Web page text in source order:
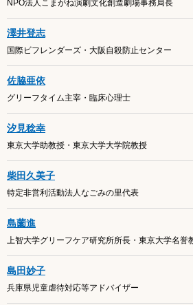
NPO法人こまがね演劇文化創造劇場事務局長
澤井登志
国際ビフレンダーズ・大阪自殺防止センター
佐脇亜依
グリーフタイム主宰・臨床心理士
汐見稔幸
東京大学助教授・東京大学大学院教授
柴田久美子
特定非営利活動法人なごみの里代表
島薗進
上智大学グリーフケア研究所所長・東京大学名誉
島田妙子
兵庫県児童虐待対応等アドバイザー